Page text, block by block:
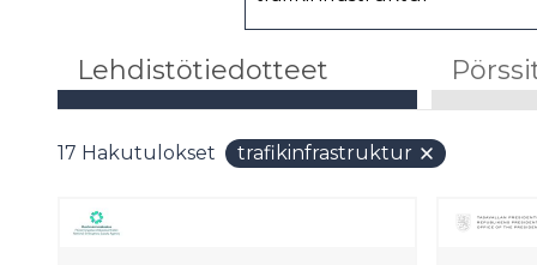
Lehdistötiedotteet
17 Hakutulokset trafikinfrastruktur